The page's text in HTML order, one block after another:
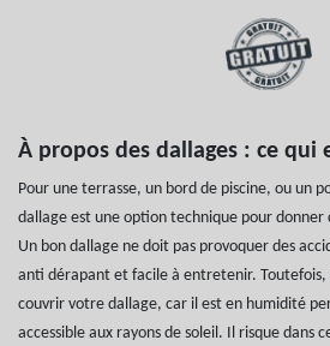
À propos des dallages : ce qui
Pour une terrasse, un bord de piscine, ou un
dallage est une option technique pour donner
Un bon dallage ne doit pas provoquer des
anti dérapant et facile à entretenir. Toutefois,
couvrir votre dallage, car il est en humidité
accessible aux rayons de soleil. Il risque dans